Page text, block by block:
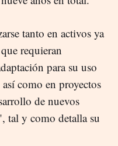
tanto en activos ya
requieran
para su uso
como en proyectos
de nuevos
tal y como detalla su